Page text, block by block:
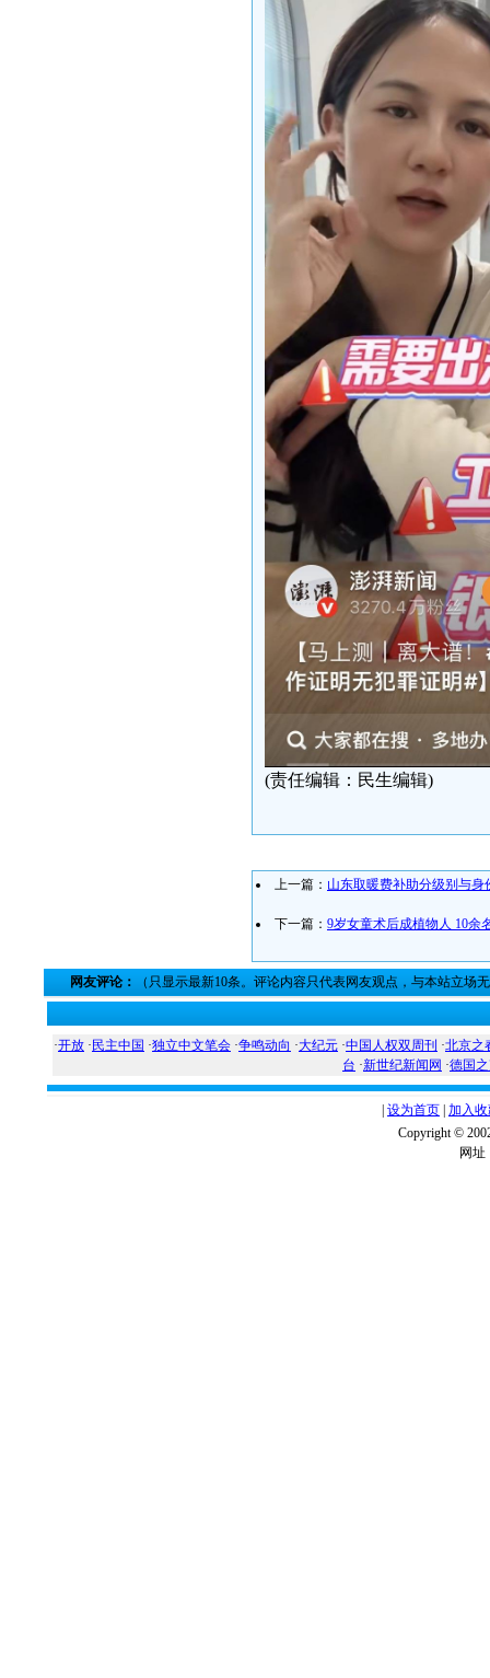
(责任编辑：民生编辑)
上一篇： 山东取暖费补助分级别与身
下一篇： 9岁女童术后成植物人 10余
网友评论： （只显示最新10条。评论内容只代表网友观点，与本站立场
·开放 · 民主中国 ·独立中文笔会 ·争鸣动向 ·大纪元 ·中国人权双周刊 ·北京之
台 ·新世纪新闻网 ·德国
设为首页 加入
Copyright ©
网址